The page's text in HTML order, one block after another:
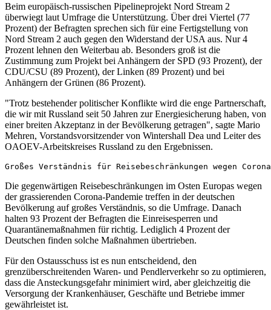
Beim europäisch-russischen Pipelineprojekt Nord Stream 2
überwiegt laut Umfrage die Unterstützung. Über drei Viertel (77
Prozent) der Befragten sprechen sich für eine Fertigstellung von
Nord Stream 2 auch gegen den Widerstand der USA aus. Nur 4
Prozent lehnen den Weiterbau ab. Besonders groß ist die
Zustimmung zum Projekt bei Anhängern der SPD (93 Prozent), der
CDU/CSU (89 Prozent), der Linken (89 Prozent) und bei
Anhängern der Grünen (86 Prozent).
"Trotz bestehender politischer Konflikte wird die enge Partnerschaft,
die wir mit Russland seit 50 Jahren zur Energiesicherung haben, von
einer breiten Akzeptanz in der Bevölkerung getragen", sagte Mario
Mehren, Vorstandsvorsitzender von Wintershall Dea und Leiter des
OAOEV-Arbeitskreises Russland zu den Ergebnissen.
Die gegenwärtigen Reisebeschränkungen im Osten Europas wegen
der grassierenden Corona-Pandemie treffen in der deutschen
Bevölkerung auf großes Verständnis, so die Umfrage. Danach
halten 93 Prozent der Befragten die Einreisesperren und
Quarantänemaßnahmen für richtig. Lediglich 4 Prozent der
Deutschen finden solche Maßnahmen übertrieben.
Für den Ostausschuss ist es nun entscheidend, den
grenzüberschreitenden Waren- und Pendlerverkehr so zu optimieren,
dass die Ansteckungsgefahr minimiert wird, aber gleichzeitig die
Versorgung der Krankenhäuser, Geschäfte und Betriebe immer
gewährleistet ist.